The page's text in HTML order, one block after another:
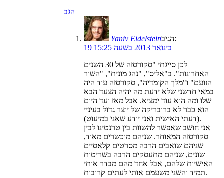
הגב
Yaniv Eidelstein
הגיב:
19 בינואר 2013 בשעה 15:25
לכן סייגתי "סקורסזה של 30 השנים
האחרונות". ב"אליס", "נהג מונית", "השור
הזועם" ו"מלך הקומדיה", סקורסזה עוד היה
במאי חדשני שלא ידעת מה יהיה הצעד הבא
שלו ומה הוא עוד ימציא. אבל מאז ועד היום
הוא כבר לא ברובריקה של יוצר גדול בעיניי
(דעתי האישית ואני יודע שאני במיעוט).
אני חושב שאפשר להשוות בין טרנטינו לבין
סקורסזה המאוחר. שניהם מוכשרים מאוד,
שניהם שואבים הרבה מסרטים קלאסיים
שונים, שניהם מתעסקים הרבה בשריטות
האישיות שלהם, אבל אחד מהם מבדר אותי
תמיד והשני משעמם אותי לעתים קרובות.